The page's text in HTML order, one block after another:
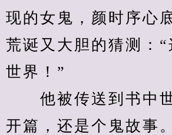
现的女鬼，颜时序心
荒诞又大胆的猜测：“
世界！”
他被传送到书中世
开篇，还是个鬼故事。